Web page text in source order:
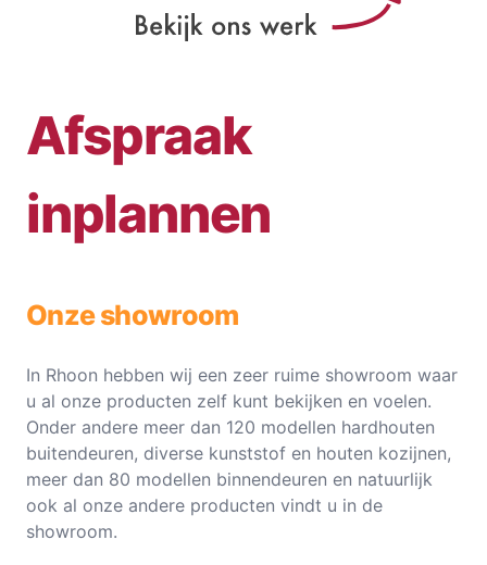
Afspraak
inplannen
Onze showroom
In Rhoon hebben wij een zeer ruime showroom waar
u al onze producten zelf kunt bekijken en voelen.
Onder andere meer dan 120 modellen hardhouten
buitendeuren, diverse kunststof en houten kozijnen,
meer dan 80 modellen binnendeuren en natuurlijk
ook al onze andere producten vindt u in de
showroom.